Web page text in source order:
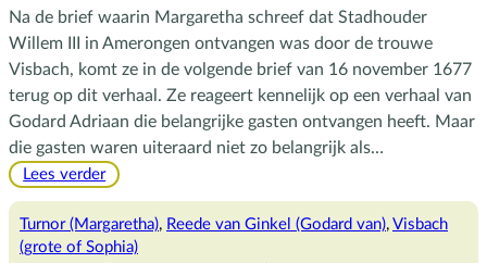
Na de brief waarin Margaretha schreef dat Stadhouder
Willem III in Amerongen ontvangen was door de trouwe
Visbach, komt ze in de volgende brief van 16 november 1677
terug op dit verhaal. Ze reageert kennelijk op een verhaal van
Godard Adriaan die belangrijke gasten ontvangen heeft. Maar
die gasten waren uiteraard niet zo belangrijk als…
Lees verder:
met
worst
Turnor (Margaretha), Reede van Ginkel (Godard van), Visbach
(grote of Sophia)